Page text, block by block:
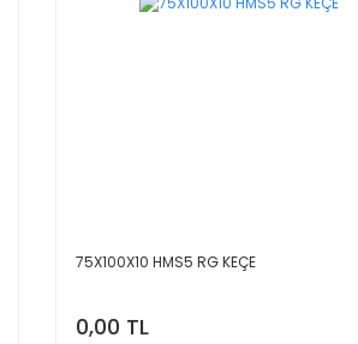
75X100X10 HMS5 RG KEÇE
0,00 TL